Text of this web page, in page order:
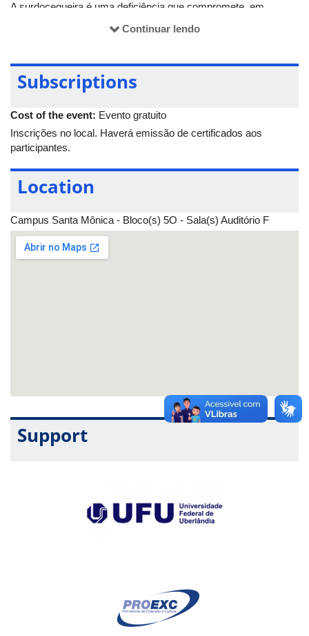
A surdocegueira é uma deficiência que compromete, em
privação desses dois canais de comunicação afeta o
outras. Apesar disso, a surdocegueira é um espectro, já que os
indivíduos podem apresentar visão e/ou audição residual.
intérprete. Existem diferentes modelos de comunicação para o
surdocego, já que a necessidade de cada um é dependente de
sua condição. Os palestrantes do evento serão o Prof. José
Ribeiro Amado. Será servido umcoffee-break.
Continuar lendo
Subscriptions
Cost of the event: Evento gratuito
Inscrições no local. Haverá emissão de certificados aos
participantes.
Location
Campus Santa Mônica - Bloco(s) 5O - Sala(s) Auditório F
Support